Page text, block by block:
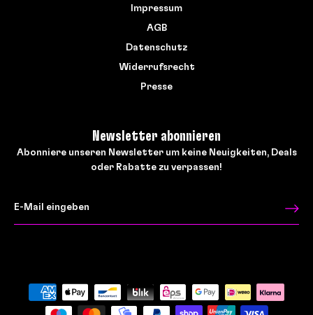
Impressum
AGB
Datenschutz
Widerrufsrecht
Presse
Newsletter abonnieren
Abonniere unseren Newsletter um keine Neuigkeiten, Deals
oder Rabatte zu verpassen!